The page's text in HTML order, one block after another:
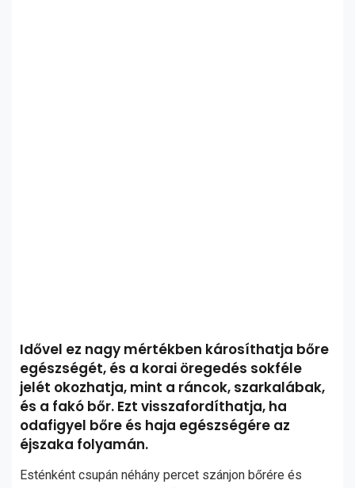
Idővel ez nagy mértékben károsíthatja bőre
egészségét, és a korai öregedés sokféle
jelét okozhatja, mint a ráncok, szarkalábak,
és a fakó bőr. Ezt visszafordíthatja, ha
odafigyel bőre és haja egészségére az
éjszaka folyamán.
Esténként csupán néhány percet szánjon bőrére és